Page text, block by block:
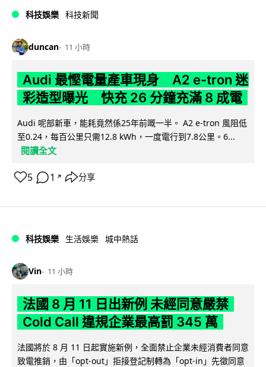
科技娛樂 科技新聞
duncan 11 小時
Audi 最慳電量產車現身 A2 e-tron 迷
彩造型曝光 快充 26 分鐘充滿 8 成電
Audi 呢部新車，能耗竟然係25年前嘅一半。 A2 e-tron 風阻低
至0.24，每百公里只需12.8 kWh，一度電行到7.8公里。6...
閱讀全文
5 1 ↗ 分享
科技娛樂 生活娛樂 城中熱話
Vin 11 小時
法國 8 月 11 日出新例 未經同意嚴禁
Cold Call 違規企業最高罰 345 萬
法國將於 8 月 11 日起實施新例，全面禁止企業未經消費者同意
致電推銷，由「opt-out」拒接登記制轉為「opt-in」先徵同意